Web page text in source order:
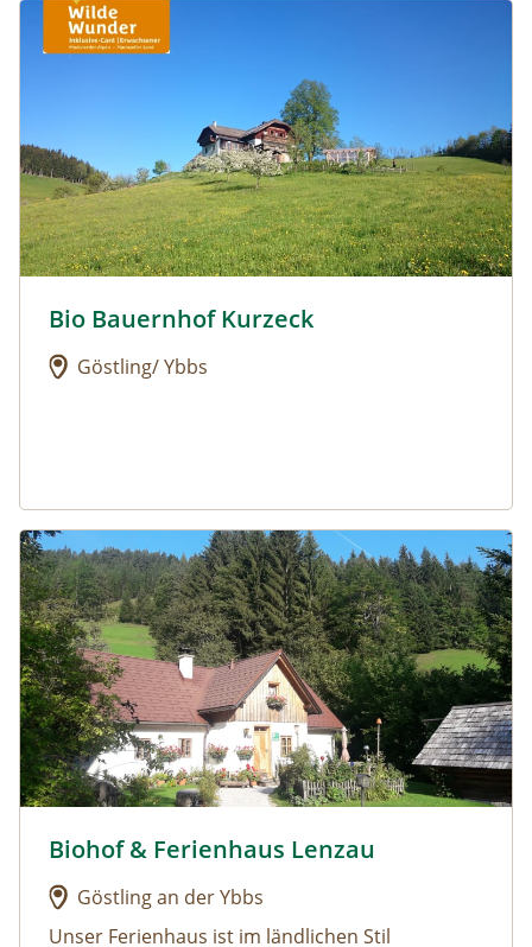
Urlaub am Bauernhof: Bio Bauernhof Kurzeck
Urlaub am Bauernhof: Bio Bauernhof Kurzeck
Bio Bauernhof Kurzeck
Göstling/ Ybbs
Urlaub am Bauernhof: Biohof & Ferienhaus Lenzau
Urlaub am Bauernhof: Biohof & Ferienhaus Lenzau
Biohof & Ferienhaus Lenzau
Göstling an der Ybbs
Unser Ferienhaus ist im ländlichen Stil